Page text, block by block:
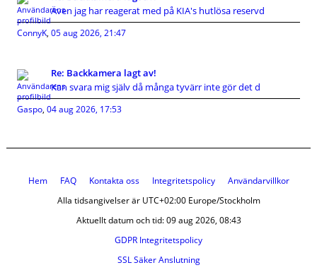
Även jag har reagerat med på KIA's hutlösa reservd
ConnyK, 05 aug 2026, 21:47
Re: Backkamera lagt av!
Kan svara mig själv då många tyvärr inte gör det d
Gaspo, 04 aug 2026, 17:53
Hem FAQ Kontakta oss Integritetspolicy
Användarvillkor
Alla tidsangivelser är UTC+02:00 Europe/Stockholm
Aktuellt datum och tid: 09 aug 2026, 08:43
GDPR Integritetspolicy
SSL Säker Anslutning